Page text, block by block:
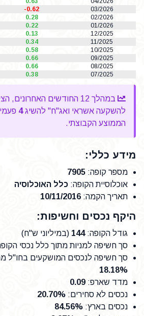
03/2026
-0.62
02/2026
0.28
01/2026
0.22
12/2025
0.13
11/2025
0.34
10/2025
0.58
09/2025
0.66
08/2025
0.66
07/2025
0.38
במהלך 12 החודשים
להשקעה אשראי ואג"ח" להשיג4
הממוצע הקבוצתי.
מידע כללי:
מספר קופה:
7905
אוכלוסיית הקופה: כלל האוכלוסיה
תאריך הקמה:
10/11/2016
היקף נכסים וחשיפות:
גודל הקופה:
144 (במיליוני ש"ח)
סך חשיפה למניות מתוך כלל נכסי
סך חשיפה לנכסים המושקעים בחו"ל
18.18%
מדד שארפ:
0.09
נכסים לא סחירים:
20.70%
נכסים בארץ:
84.56%